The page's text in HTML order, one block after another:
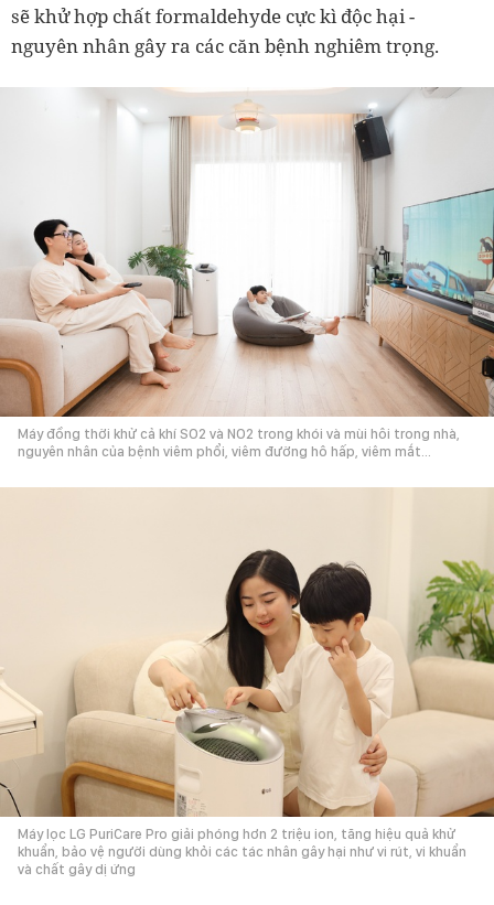
sẽ khử hợp chất formaldehyde cực kì độc hại -
nguyên nhân gây ra các căn bệnh nghiêm trọng.
Máy đồng thời khử cả khí SO2 và NO2 trong khói và mùi hôi trong nhà,
nguyên nhân của bệnh viêm phổi, viêm đường hô hấp, viêm mắt...
Máy lọc LG PuriCare Pro giải phóng hơn 2 triệu ion, tăng hiệu quả khử
khuẩn, bảo vệ người dùng khỏi các tác nhân gây hại như vi rút, vi khuẩn
và chất gây dị ứng